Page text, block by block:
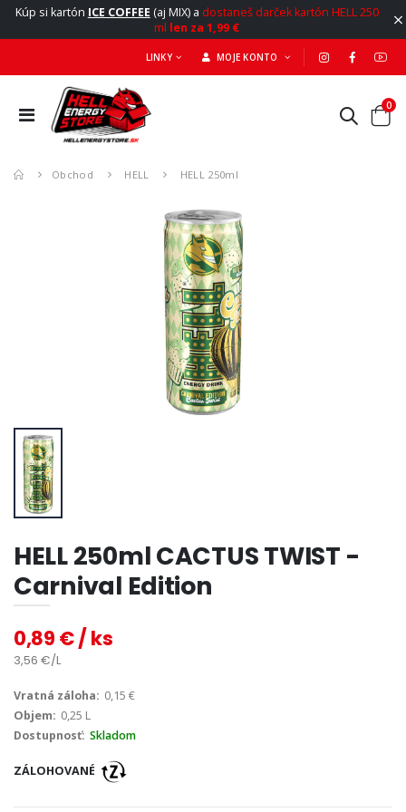
Kúp si kartón ICE COFFEE (aj MIX) a dostaneš darček kartón HELL 250
ml len za 1,99 €
LINKY MOJE KONTO
0
Obchod HELL HELL 250ml
HELL 250ml CACTUS TWIST -
Carnival Edition
0,89 € / ks
3,56 €/L
Vratná záloha: 0,15 €
Objem: 0,25 L
Dostupnosť: Skladom
ZÁLOHOVANÉ